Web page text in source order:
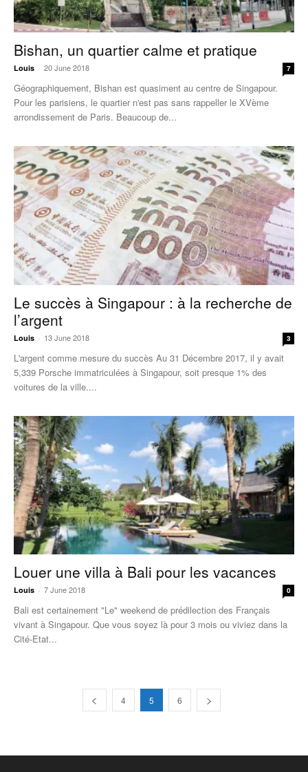
Bishan, un quartier calme et pratique
Louis - 20 June 2018 7
Géographiquement, Bishan est quasiment au centre de Singapour.
Pour les parisiens, le quartier n'est pas sans rappeller le XVème
arrondissement de Paris. Beaucoup de...
Le succès à Singapour : à la recherche de
l’argent
Louis - 13 June 2018 3
L'argent comme mesure du succès Au 31 Décembre 2017, il y avait
5,339 Porsche immatriculées à Singapour, soit presque 1% des
voitures de la ville....
Louer une villa à Bali pour les vacances
Louis - 7 June 2018 0
Bali est certainement "Le" weekend de prédilection des Français
vivant à Singapour. Que vous soyez là pour 3 mois ou viviez dans la
Cité-Etat...
4 5 6